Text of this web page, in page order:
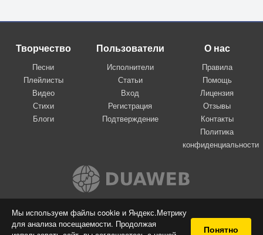
Мы используем файлы cookie и Яндекс.Метрику
для анализа посещаемости. Продолжая
Понятно
Творчество
Песни
Плейлисты
Видео
Стихи
Блоги
Пользователи
Исполнители
Статьи
Вход
Регистрация
Подтверждение
О нас
Правила
Помощь
Лицензия
Отзывы
Контакты
Политика
конфиденциальности
Вконтакте
© 2009-2026 Я-пою